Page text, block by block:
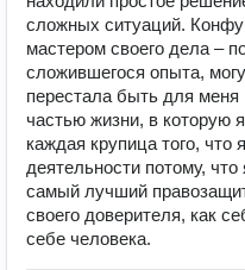
сложных ситуаций.
мастером своего дела –
сложившегося опыта,
перестала быть для
частью жизни, в которую
каждая крупица того, что
деятельности потому,
самый лучший
своего доверителя, как
себе человека.